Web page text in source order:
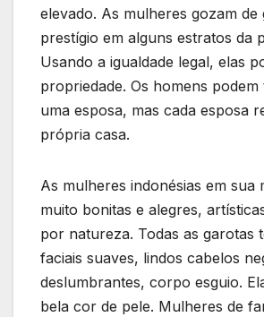
elevado. As mulheres gozam de
prestígio em alguns estratos da
Usando a igualdade legal, elas
propriedade. Os homens podem
uma esposa, mas cada esposa
própria casa.
As mulheres indonésias em sua
muito bonitas e alegres,
por natureza. Todas as garotas
faciais suaves, lindos cabelos
deslumbrantes, corpo esguio.
bela cor de pele. Mulheres de